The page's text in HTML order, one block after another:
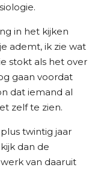
in het kijken
ademt, ik zie wat
stokt als het over
gaan voordat
dat iemand al
zelf te zien.
twintig jaar
dan de
van daaruit